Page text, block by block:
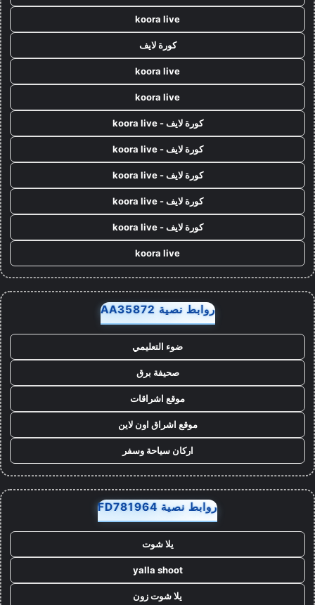
koora live
كورة لايف
koora live
koora live
كورة لايف - koora live
كورة لايف - koora live
كورة لايف - koora live
كورة لايف - koora live
كورة لايف - koora live
koora live
روابط نصية AA35872
ضوء التعليمي
صحيفة برق
موقع اشراقات
موقع اشراق اون لاين
اركان سياحة وسفر
روابط نصية FD781964
يلا شوت
yalla shoot
يلا شوت زون